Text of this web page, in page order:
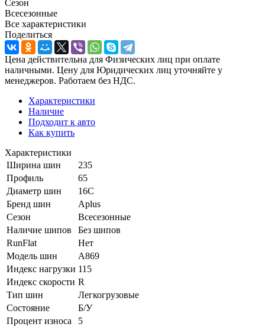
Сезон
Всесезонные
Все характеристики
Поделиться
Цена действительна для Физических лиц при оплате
наличными. Цену для Юридических лиц уточняйте у
менеджеров. Работаем без НДС.
Характеристики
Наличие
Подходит к авто
Как купить
Характеристики
Ширина шин
235
Профиль
65
Диаметр шин
16C
Бренд шин
Aplus
Сезон
Всесезонные
Наличие шипов
Без шипов
RunFlat
Нет
Модель шин
A869
Индекс нагрузки 115
Индекс скорости R
Тип шин
Легкогрузовые
Состояние
Б/У
Процент износа
5